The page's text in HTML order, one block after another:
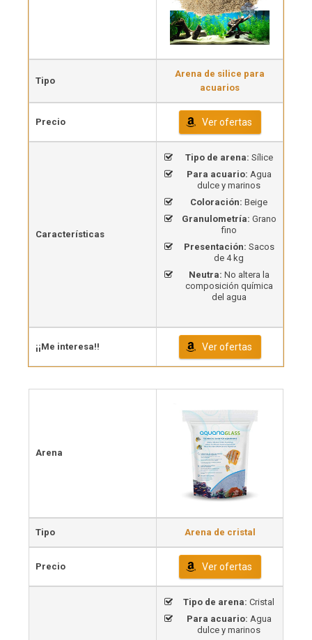
Tipo
Arena de silice para
acuarios
Precio Ver ofertas
Características
Tipo de arena: Sílice
Para acuario: Agua
dulce y marinos
Coloración: Beige
Granulometría: Grano
fino
Presentación: Sacos
de 4 kg
Neutra: No altera la
composición química
del agua
¡¡Me interesa!! Ver ofertas
Arena
Tipo Arena de cristal
Precio Ver ofertas
Tipo de arena: Cristal
Para acuario: Agua
dulce y marinos